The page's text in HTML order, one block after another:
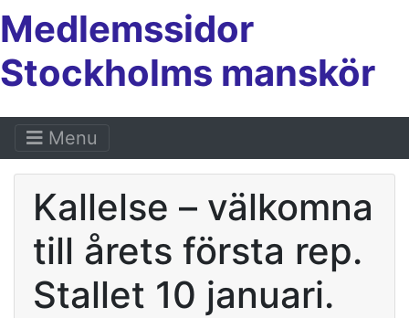
Medlemssidor
Stockholms manskör
Menu
Kallelse – välkomna
till årets första rep.
Stallet 10 januari.